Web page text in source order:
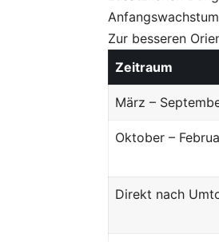
Zur besseren
Zeitraum
März –
Oktober –
Direkt nach